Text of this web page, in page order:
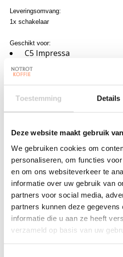
Toestemming Details
Deze website maakt gebruik
We gebruiken cookies om
personaliseren, om functies
en om ons websiteverkeer te
informatie over uw gebruik van
partners voor social media,
partners kunnen deze
informatie die u aan ze heeft
verzameld op basis van uw
Leveringsomvang:
1x schakelaar
Geschikt voor:
C5 Impressa
E10 Impressa
E20 Impressa
E25 Impressa
F5 Impressa
F50 Impressa
F60 Impressa
F7 (G2) Impressa
F70 Impressa
F8 (G2) Impressa
F85 (G2) Impressa
F9 Impressa
F9 (G2)
F90 Impressa
F900
J5 Impressa